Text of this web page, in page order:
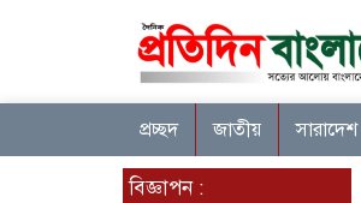
প্রচ্ছদ জাতীয় সারাদেশ
বিজ্ঞাপন :